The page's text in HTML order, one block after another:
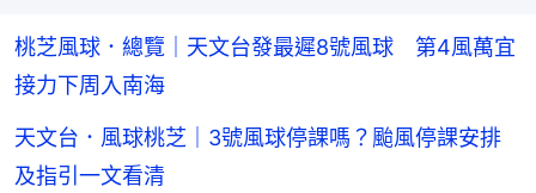
桃芝風球．總覽｜天文台發最遲8號風球 第4風萬宜
接力下周入南海
天文台．風球桃芝｜3號風球停課嗎？颱風停課安排
及指引一文看清